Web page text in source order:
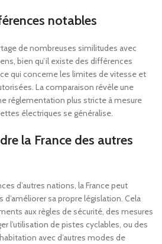
notables
de nombreuses similitudes avec
bien qu’il existe des différences
qui concerne les limites de vitesse et
La comparaison révèle une
réglementation plus stricte à mesure
électriques se généralise.
la France des autres
d’autres nations, la France peut
sa propre législation. Cela
aux règles de sécurité, des mesures
l’utilisation de pistes cyclables, ou des
avec d’autres modes de